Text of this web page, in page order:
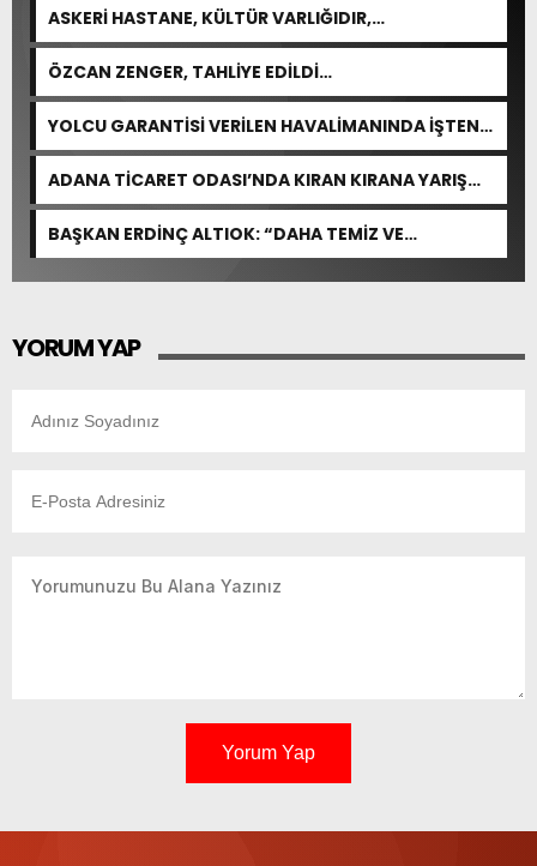
ASKERİ HASTANE, KÜLTÜR VARLIĞIDIR,
ÖZELLEŞTİRİLEMEZ!
ÖZCAN ZENGER, TAHLİYE EDİLDİ…
YOLCU GARANTİSİ VERİLEN HAVALİMANINDA İŞTEN
ÇIKARMA VAR
ADANA TİCARET ODASI’NDA KIRAN KIRANA YARIŞ
BEKLENİYOR
BAŞKAN ERDİNÇ ALTIOK: “DAHA TEMİZ VE
YAŞANABİLİR BİR YUMURTALIK İÇİN ÇALIŞIYORUZ”
YORUM YAP
Yorum Yap